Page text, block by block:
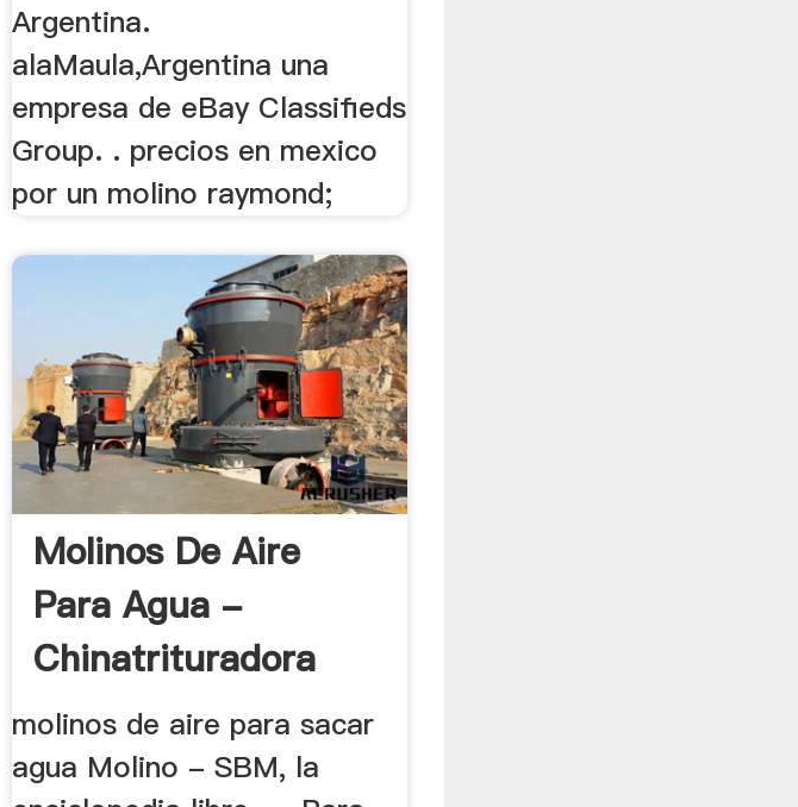
Argentina.
alaMaula,Argentina una
empresa de eBay Classifieds
Group. . precios en mexico
por un molino raymond;
Molinos De Aire
Para Agua -
Chinatrituradora
molinos de aire para sacar
agua Molino - SBM, la